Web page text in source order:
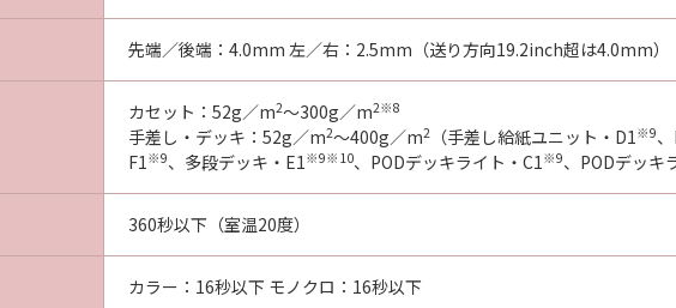
先端／後端：4.0mm 左／右：2.5mm（送り方向19.2inch超は4.0mm）
カセット：52g／m2～300g／m2※8
手差し・デッキ：52g／m2～400g／m2 （手差し給紙ユニット・D1※9
F1※9、多段デッキ・E1※9※10、PODデッキライト・C1※9、PODデッキ
360秒以下（室温20度）
カラー：16秒以下 モノクロ：16秒以下